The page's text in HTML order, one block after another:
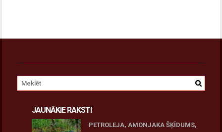
JAUNĀKIE RAKSTI
PETROLEJA, AMONJAKA ŠĶĪDUMS,